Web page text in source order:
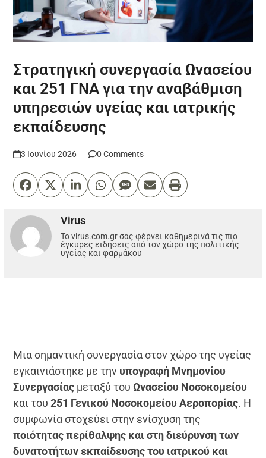
Στρατηγική συνεργασία Ωνασείου
και 251 ΓΝΑ για την αναβάθμιση
υπηρεσιών υγείας και ιατρικής
εκπαίδευσης
3 Ιουνίου 2026 0 Comments
Virus
Το virus.com.gr σας φέρνει καθημερινά τις πιο
έγκυρες ειδησεις από τον χώρο της πολιτικής
υγείας και φαρμάκου
Μια σημαντική συνεργασία στον χώρο της υγείας
εγκαινιάστηκε με την υπογραφή Μνημονίου
Συνεργασίας μεταξύ του Ωνασείου Νοσοκομείου
και του251 Γενικού Νοσοκομείου Αεροπορίας. Η
συμφωνία στοχεύει στην ενίσχυση της
ποιότητας περίθαλψης και στη διεύρυνση των
δυνατοτήτων εκπαίδευσης του ιατρικού και